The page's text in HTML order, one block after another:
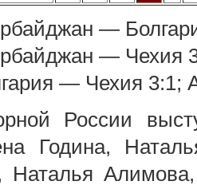
—
— Чехия
— Чехия 3:1;
России
Година,
Наталья